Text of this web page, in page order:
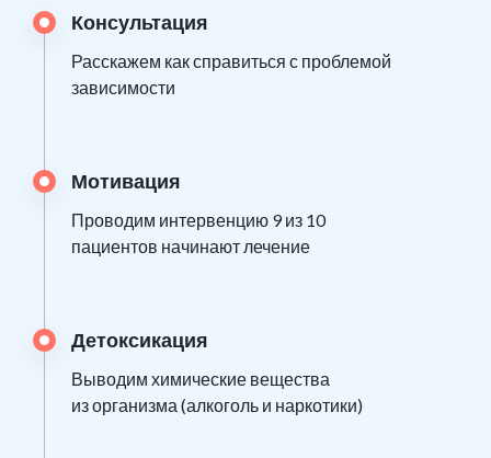
Консультация
Расскажем как справиться с проблемой
зависимости
Мотивация
Проводим интервенцию 9 из 10
пациентов начинают лечение
Детоксикация
Выводим химические вещества
из организма (алкоголь и наркотики)